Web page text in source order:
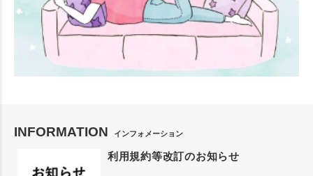
INFORMATION インフォメーション
利用規約等改訂のお知らせ